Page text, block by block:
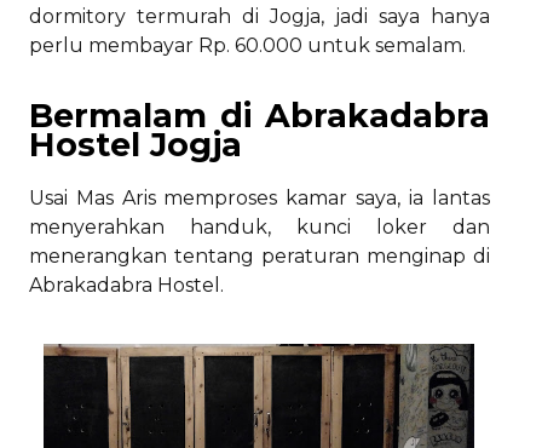
dormitory termurah di Jogja, jadi saya hanya
perlu membayar Rp. 60.000 untuk semalam.
Bermalam di Abrakadabra
Hostel Jogja
Usai Mas Aris memproses kamar saya, ia lantas
menyerahkan handuk, kunci loker dan
menerangkan tentang peraturan menginap di
Abrakadabra Hostel.